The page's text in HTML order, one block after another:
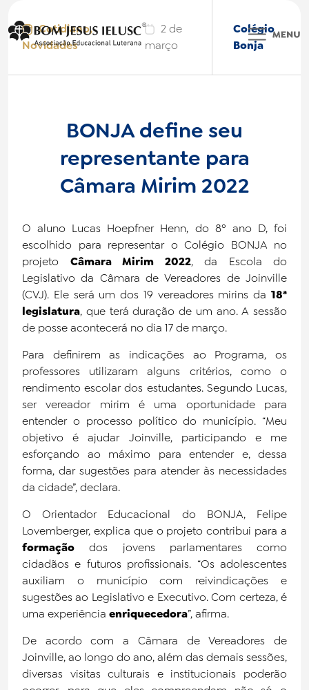
Colégio BONJA
BONJA International
Faculdade IELUSC
Bonjinha
Nossas Marcas
Institucional
Noticias
Trabalhe Conosco
Fale Conosco
Biblioteca
Cotidiano,
Novidades
2 de
março
Colégio
Bonja
BONJA define seu
representante para
Câmara Mirim 2022
O aluno Lucas Hoepfner Henn, do 8º ano D, foi
escolhido para representar o Colégio BONJA no
projeto Câmara Mirim 2022, da Escola do
Legislativo da Câmara de Vereadores de Joinville
(CVJ). Ele será um dos 19 vereadores mirins da 18ª
legislatura, que terá duração de um ano. A sessão
de posse acontecerá no dia 17 de março.
Para definirem as indicações ao Programa, os
professores utilizaram alguns critérios, como o
rendimento escolar dos estudantes. Segundo Lucas,
ser vereador mirim é uma oportunidade para
entender o processo político do município. “Meu
objetivo é ajudar Joinville, participando e me
esforçando ao máximo para entender e, dessa
forma, dar sugestões para atender às necessidades
da cidade”, declara.
O Orientador Educacional do BONJA, Felipe
Lovemberger, explica que o projeto contribui para a
formação dos jovens parlamentares como
cidadãos e futuros profissionais. “Os adolescentes
auxiliam o município com reivindicações e
sugestões ao Legislativo e Executivo. Com certeza, é
uma experiência enriquecedora”, afirma.
De acordo com a Câmara de Vereadores de
Joinville, ao longo do ano, além das demais sessões,
diversas visitas culturais e institucionais poderão